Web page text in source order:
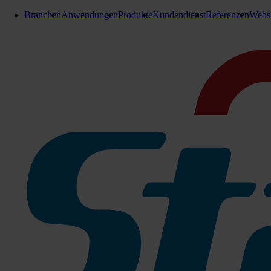
BranchenAnwendungenProdukteKundendienstReferenzen